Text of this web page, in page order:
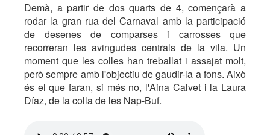
Demà, a partir de dos quarts de 4, començarà a
rodar la gran rua del Carnaval amb la participació
de desenes de comparses i carrosses que
recorreran les avingudes centrals de la vila. Un
moment que les colles han treballat i assajat molt,
però sempre amb l'objectiu de gaudir-la a fons. Això
és el que faran, si més no, l'Aina Calvet i la Laura
Díaz, de la colla de les Nap-Buf.